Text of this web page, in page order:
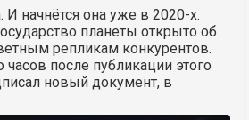
И начнётся она уже в 2020-х.
планеты открыто об
репликам конкурентов.
после публикации этого
новый документ, в